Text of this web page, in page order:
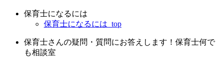
保育士になるには
保育士になるには_top
保育士さんの疑問・質問にお答えします！保育士何で
も相談室